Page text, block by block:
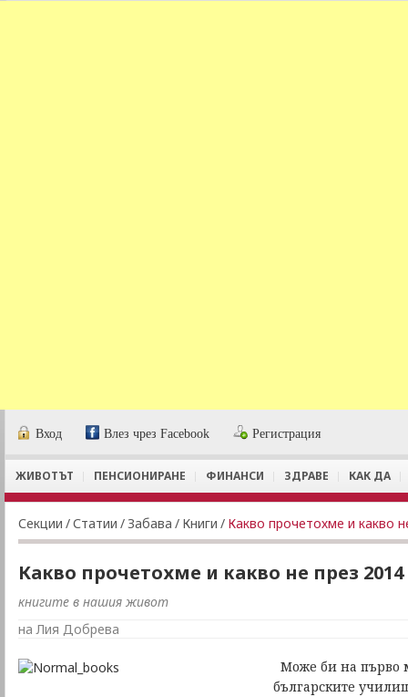
Вход Влез чрез Facebook Регистрация
ЖИВОТЪТ ПЕНСИОНИРАНЕ ФИНАНСИ ЗДРАВЕ КАК ДА
Секции /Статии / Забава / Книги / Какво прочетохме и какво
Какво прочетохме и какво не през 2014
книгите в нашия живот
на Лия Добрева
Може би на първо
българските